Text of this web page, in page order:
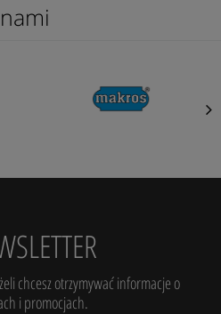
chcesz otrzymywać informacje o
i promocjach.